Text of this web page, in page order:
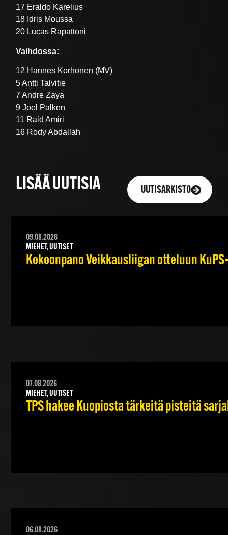
17 Eraldo Karelius
18 Idris Moussa
20 Lucas Rapattoni
Vaihdossa:
12 Hannes Korhonen (MV)
5 Antti Talvitie
7 Andre Zaya
9 Joel Palken
11 Raid Amiri
16 Rody Abdallah
LISÄÄ UUTISIA UUTISARKISTO
09.08.2026
MIEHET, UUTISET
Kokoonpano Veikkausliigan otteluun
07.08.2026
MIEHET, UUTISET
TPS hakee Kuopiosta tärkeitä pisteitä
06.08.2026